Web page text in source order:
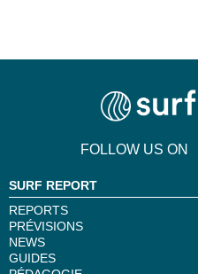
FOLLOW US ON
SURF REPORT
REPORTS
PRÉVISIONS
NEWS
GUIDES